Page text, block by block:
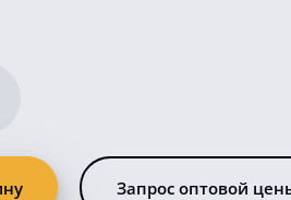
Запрос оптовой